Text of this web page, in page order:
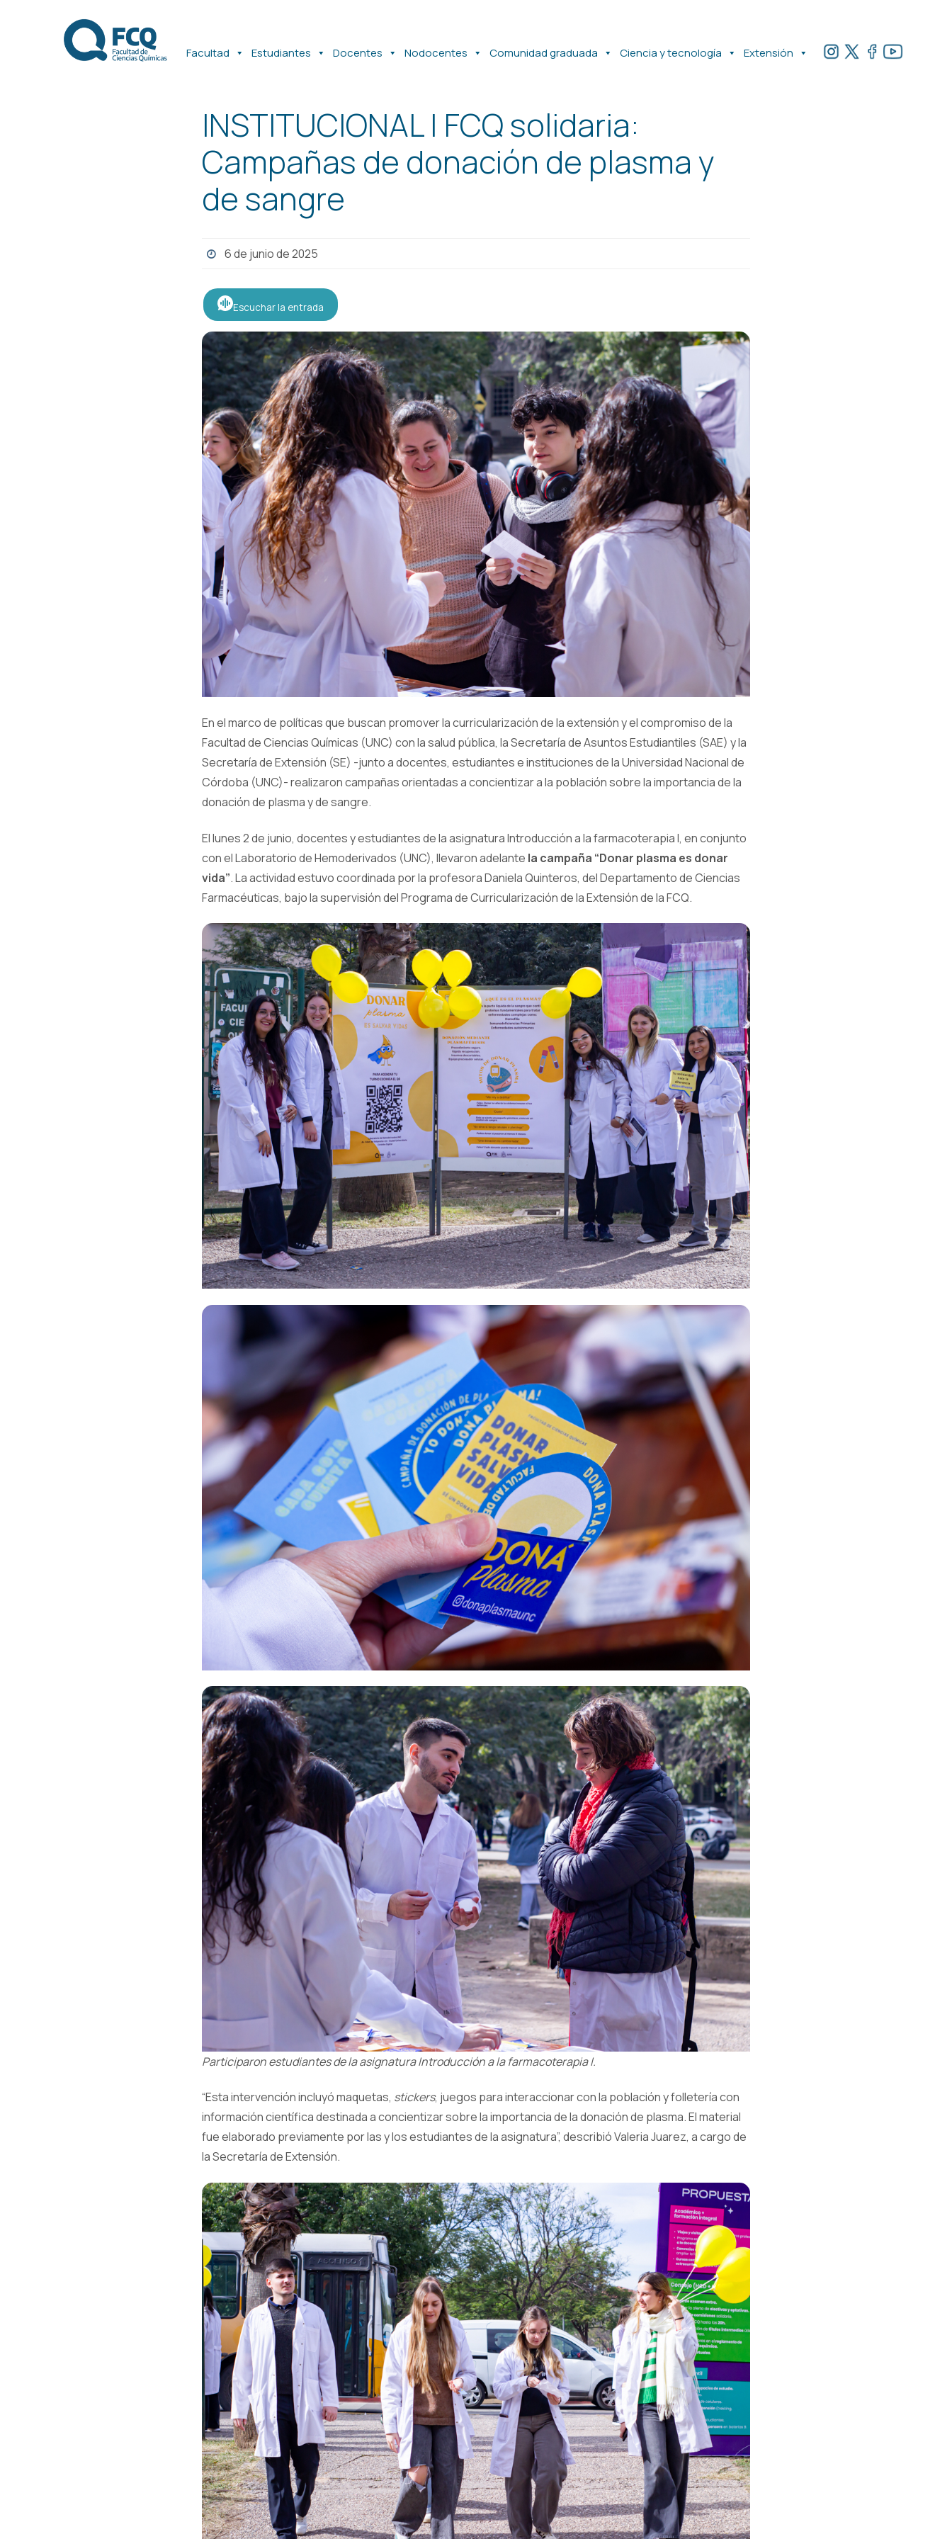
Facultad Estudiantes Docentes Nodocentes Comunidad graduada Ciencia y tecnología Extensión
INSTITUCIONAL | FCQ solidaria:
Campañas de donación de plasma y
de sangre
6 de junio de 2025
Escuchar la entrada
En el marco de políticas que buscan promover la curricularización de la extensión y el compromiso de la
Facultad de Ciencias Químicas (UNC) con la salud pública, la Secretaría de Asuntos Estudiantiles (SAE) y la
Secretaría de Extensión (SE) -junto a docentes, estudiantes e instituciones de la Universidad Nacional de
Córdoba (UNC)- realizaron campañas orientadas a concientizar a la población sobre la importancia de la
donación de plasma y de sangre.
El lunes 2 de junio, docentes y estudiantes de la asignatura Introducción a la farmacoterapia I, en conjunto
con el Laboratorio de Hemoderivados (UNC), llevaron adelante la campaña “Donar plasma es donar
vida”. La actividad estuvo coordinada por la profesora Daniela Quinteros, del Departamento de Ciencias
Farmacéuticas, bajo la supervisión del Programa de Curricularización de la Extensión de la FCQ.
Participaron estudiantes de la asignatura Introducción a la farmacoterapia I.
“Esta intervención incluyó maquetas, stickers, juegos para interaccionar con la población y folletería con
información científica destinada a concientizar sobre la importancia de la donación de plasma. El material
fue elaborado previamente por las y los estudiantes de la asignatura”, describió Valeria Juarez, a cargo de
la Secretaría de Extensión.